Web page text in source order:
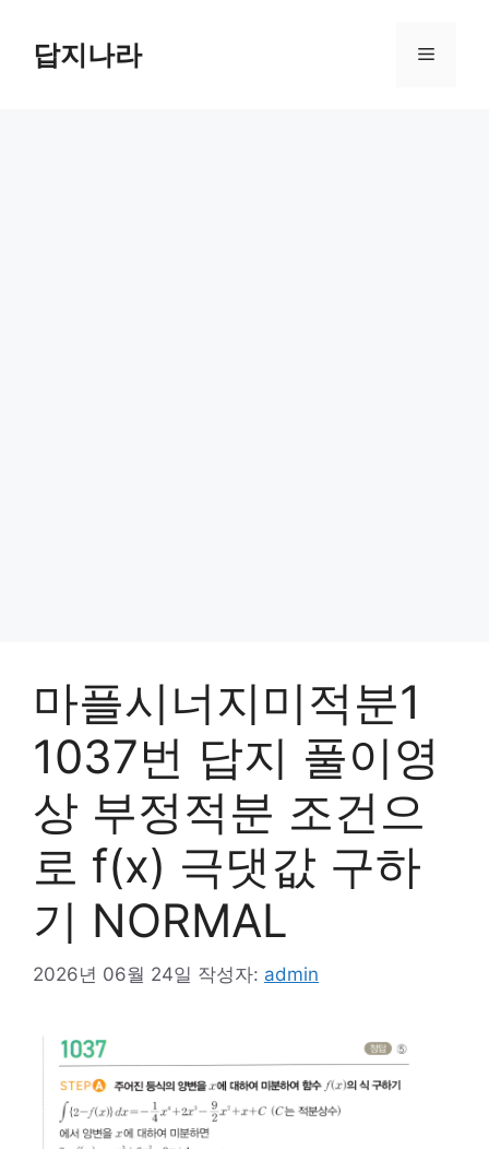
답지나라 메
마플시너지미적분1
1037번 답지 풀이영
상 부정적분 조건으
로 f(x) 극댓값 구하
기 NORMAL
2026년 06월 24일 작성자: admin